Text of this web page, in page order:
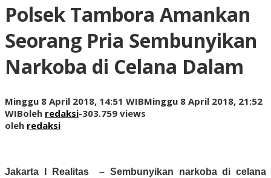
Polsek Tambora Amankan
Seorang Pria Sembunyikan
Narkoba di Celana Dalam
Minggu 8 April 2018, 14:51 WIBMinggu 8 April 2018, 21:52
WIBoleh redaksi-303.759 views
oleh redaksi
Jakarta I Realitas – Sembunyikan narkoba di celana